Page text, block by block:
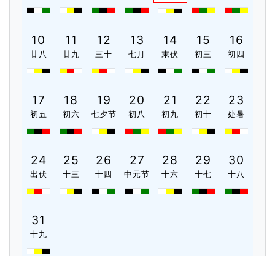
10
廿八
11
廿九
12
三十
13
七月
14
末伏
15
初三
16
初四
17
初五
18
初六
19
七夕节
20
初八
21
初九
22
初十
23
处暑
24
出伏
25
十三
26
十四
27
中元节
28
十六
29
十七
30
十八
31
十九